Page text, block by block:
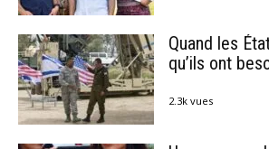
Quand les
qu’ils ont
2.3k vues